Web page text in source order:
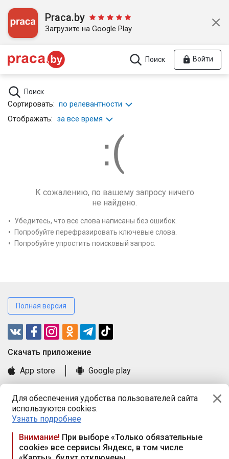
Для обеспечения удобства пользователей сайта
используются cookies.
Узнать подробнее
Внимание! При выборе «Только обязательные
cookie» все сервисы Яндекс, в том числе
Praca.by
Загрузите на Google Play
Поиск Войти
Поиск
Сортировать: по релевантности
Отображать: за все время
К сожалению, по вашему запросу ничего
не найдено.
Убедитесь, что все слова написаны без ошибок.
Попробуйте перефразировать ключевые слова.
Попробуйте упростить поисковый запрос.
Полная версия
Cкачать приложение
App store
Google play
Книга замечаний и предложений
Правила и документы
Praca.by © 2000—2026, ООО «ПРАЦА БАЙ»
Республика Беларусь, 220114, г. Минск, пр-т Независимости
117а, пом. № 9.